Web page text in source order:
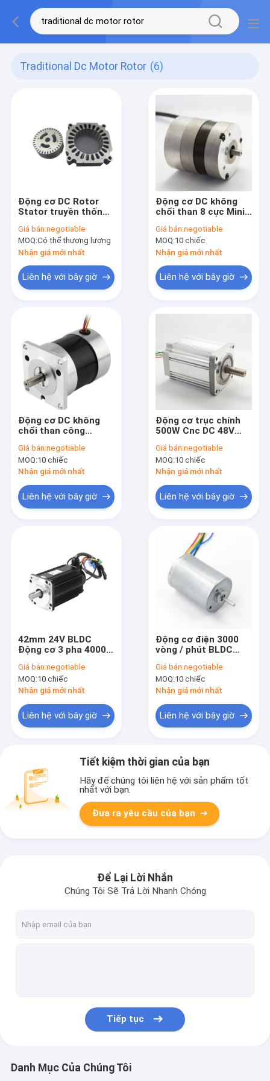
Traditional Dc Motor Rotor (6)
Động cơ DC Rotor
Stator truyền thống
108 * 28mm
Giá bán:negotiable
MOQ:Có thể thương lượng
Nhận giá mới nhất
Liên hệ với bây giờ
Động cơ DC không
chổi than 8 cực Mini
Trục tròn 8mm
Giá bán:negotiable
MOQ:10 chiếc
Nhận giá mới nhất
Liên hệ với bây giờ
Động cơ DC không
chổi than công
phút 5000 vòng /
phút BLDC hiệu suất
cao
Giá bán:negotiable
MOQ:10 chiếc
Nhận giá mới nhất
Liên hệ với bây giờ
Động cơ trục chính
500W Cnc DC 48V
điện không chổi than
Giá bán:negotiable
MOQ:10 chiếc
Nhận giá mới nhất
Liên hệ với bây giờ
42mm 24V BLDC
Động cơ 3 pha 4000
5mm 25W 26W
Giá bán:negotiable
MOQ:10 chiếc
Nhận giá mới nhất
Liên hệ với bây giờ
Động cơ điện 3000
vòng / phút BLDC
57mm
Giá bán:negotiable
MOQ:10 chiếc
Nhận giá mới nhất
Liên hệ với bây giờ
Tiết kiệm thời gian của bạn
Hãy để chúng tôi liên hệ với sản phẩm tốt
nhất với bạn.
Đưa ra yêu cầu của bạn
Để Lại Lời Nhắn
Chúng Tôi Sẽ Trả Lời Nhanh Chóng
Tiếp tục
Danh Mục Của Chúng Tôi